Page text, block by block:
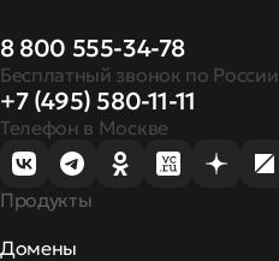
8 800 555-34-78
Бесплатный звонок по России
+7 (495) 580-11-11
Телефон в Москве
Продукты
Домены